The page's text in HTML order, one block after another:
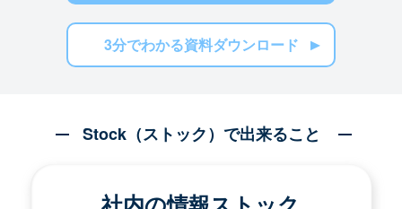
3分でわかる資料ダウンロード
Stock（ストック）で出来ること